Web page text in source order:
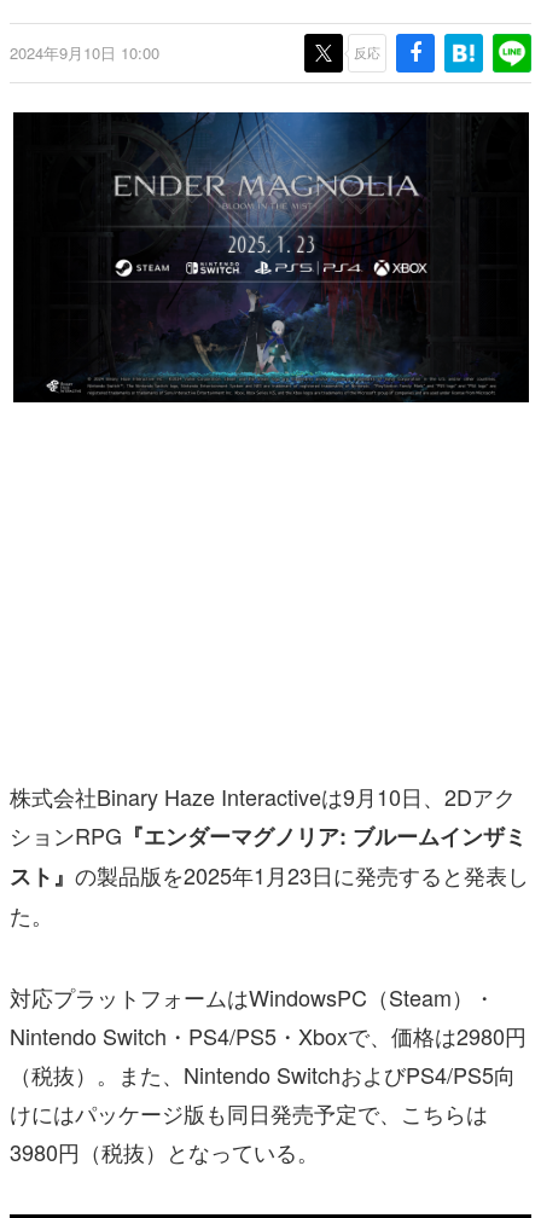
ゲーム世代の作家たち
ゲームに多大な影響を受けた作家さんに取材し、ゲームが
画です。
日本モバイルゲーム産業史
日本のモバイルゲーム史における主要なトピック・タイト
ルを網羅するほか、開発者へのインタビューや識者による
解説を掲載。約20年の歴史が一望できる決定版！
若ゲのいたり〜ゲームクリエイターの青春〜
『うつヌケ』『ペンと箸』等で知られるマンガ家・田中圭
一先生によるゲーム業界レポートマンガです。
なんでゲームは面白い？
ゲーム開発者・hamatsu氏がゲームの魅力を画面や操作の
具体的な形から解き明かしていく、硬派で骨太な評論連載
その他
電ファミニコゲーマーとは？
2024年9月10日 10:00 反応
株式会社Binary Haze Interactiveは9月10日、2Dアク
ションRPG 『エンダーマグノリア: ブルームインザミ
スト』 の製品版を2025年1月23日に発売すると発表し
た。
対応プラットフォームはWindowsPC（Steam）・
Nintendo Switch・PS4/PS5・Xboxで、価格は2980円
（税抜）。また、Nintendo SwitchおよびPS4/PS5向
けにはパッケージ版も同日発売予定で、こちらは
3980円（税抜）となっている。